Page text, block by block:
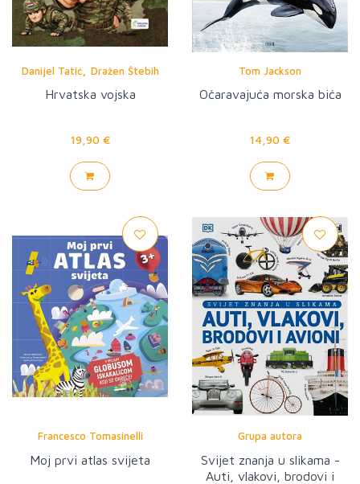
Danijel Tatić, Dražen Štebih
Hrvatska vojska
19,90 €
Tom Jackson
Očaravajuća morska bića
14,90 €
Francesco Tomasinelli
Moj prvi atlas svijeta
Grupa autora
Svijet znanja u slikama -
Auti, vlakovi, brodovi i